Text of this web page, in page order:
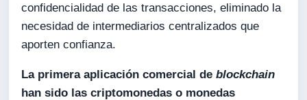
confidencialidad de las transacciones, eliminado la
necesidad de intermediarios centralizados que
aporten confianza.
La primera aplicación comercial deblockchain
han sido las criptomonedas o monedas